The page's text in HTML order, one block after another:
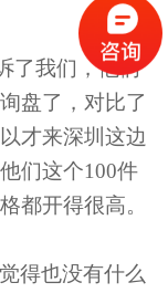
了我们，他们
盘了，对比了
才来深圳这边
们这个100件
都开得很高。
得也没有什么